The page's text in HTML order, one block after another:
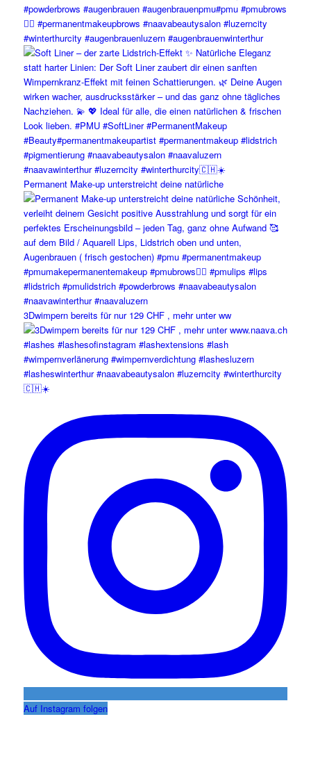
Permanent Make-up unterstreicht deine natürliche
3Dwimpern bereits für nur 129 CHF , mehr unter ww
Auf Instagram folgen